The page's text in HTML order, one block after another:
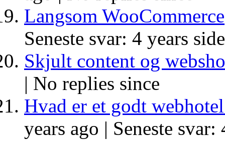
Langsom WooCommerce
Seneste svar: 4 years
Skjult content og
| No replies since
Hvad er et godt
years ago | Seneste svar: